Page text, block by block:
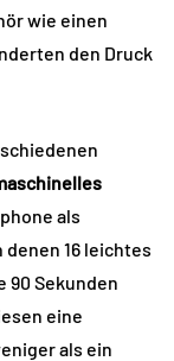
wie einen
den Druck
als
16 leichtes
90 Sekunden
eine
als ein